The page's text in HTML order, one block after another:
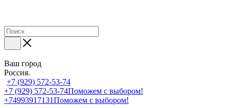
Ваш город
Россия
+7 (929) 572-53-74
+7 (929) 572-53-74Поможем с выбором!
+74993917131Поможем с выбором!